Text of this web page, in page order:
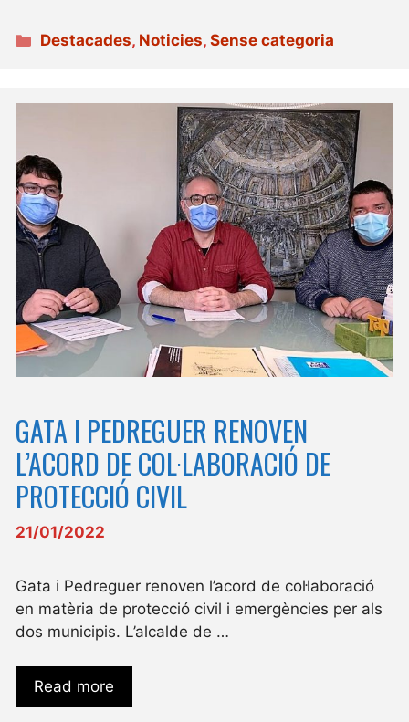
Categories
Destacades, Noticies,Sense categoria
GATA I PEDREGUER RENOVEN
L’ACORD DE COL·LABORACIÓ DE
PROTECCIÓ CIVIL
21/01/2022
Gata i Pedreguer renoven l’acord de col·laboració
en matèria de protecció civil i emergències per als
dos municipis. L’alcalde de …
Read more